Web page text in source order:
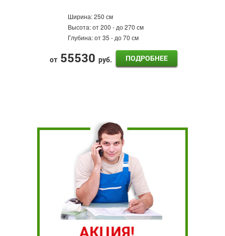
Ширина:250 см
Высота:от 200 - до 270 см
Глубина:от 35 - до 70 см
от 55530 руб. ПОДРОБНЕЕ